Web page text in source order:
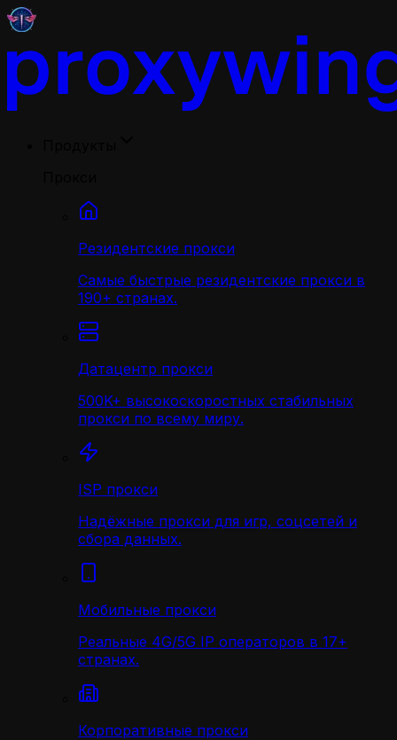
Резидентские прокси
Самые быстрые резидентские прокси в
190+ странах.
Датацентр прокси
500K+ высокоскоростных стабильных
прокси по всему миру.
ISP прокси
Надёжные прокси для игр, соцсетей и
сбора данных.
Мобильные прокси
Реальные 4G/5G IP операторов в 17+
странах.
Корпоративные прокси